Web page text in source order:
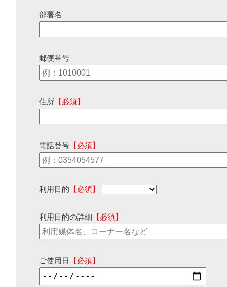
部署名
郵便番号
住所 【必須】
電話番号 【必須】
利用目的 【必須】
利用目的の詳細 【必須】
ご使用日 【必須】